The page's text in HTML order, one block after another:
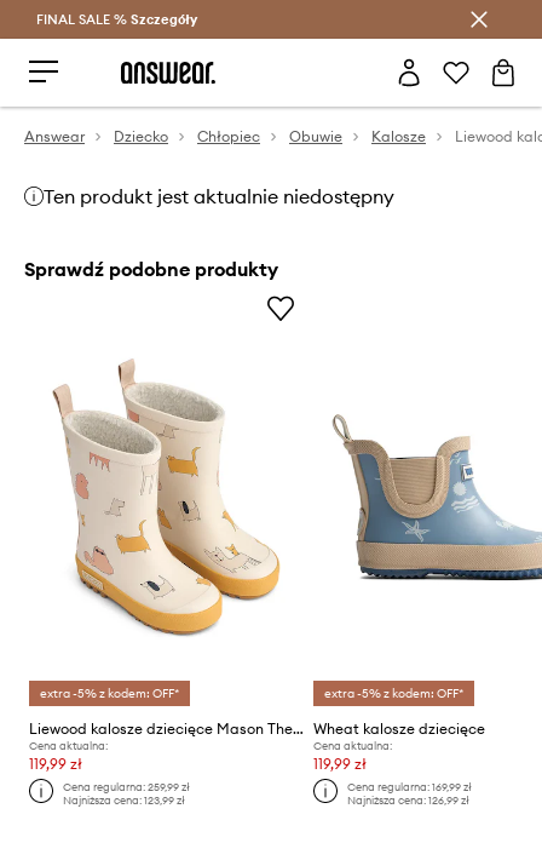
Oszczędzaj z Answear Club >
FINAL SALE % Szczegóły
Answear Dziecko Chłopiec Obuwie Kalosze Liewood
Ten produkt jest aktualnie niedostępny
Sprawdź podobne produkty
extra -5% z kodem: OFF*
Liewood kalosze dziecięce Mason Thermo Rainboot
Cena aktualna:
119,99 zł
Cena regularna:259,99 zł
Najniższa cena:123,99 zł
extra -5% z kodem: OFF*
Wheat kalosze dziecięce
Cena aktualna:
119,99 zł
Cena regularna: 169,99 zł
Najniższa cena: 126,99 zł